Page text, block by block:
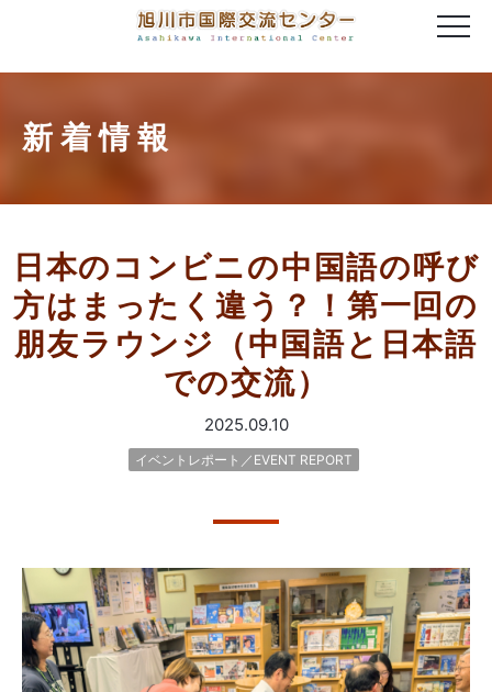
新着情報
日本のコンビニの中国語の呼び
方はまったく違う？！第一回の
朋友ラウンジ（中国語と日本語
での交流）
2025.09.10
イベントレポート／EVENT REPORT